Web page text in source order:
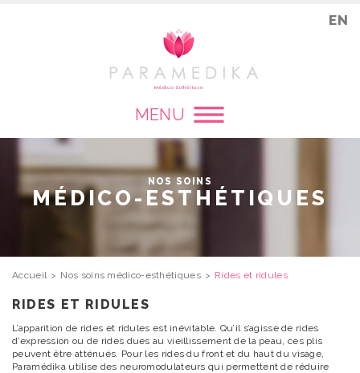
EN
MENU
NOS SOINS
MÉDICO-ESTHÉTIQUES
Accueil Nos soins médico-esthétiques Rides et ridules
RIDES ET RIDULES
L’apparition de rides et ridules est inévitable. Qu’il s’agisse de rides
d’expression ou de rides dues au vieillissement de la peau, ces plis
peuvent être atténués. Pour les rides du front et du haut du visage,
Paramédika utilise des neuromodulateurs qui permettent de réduire